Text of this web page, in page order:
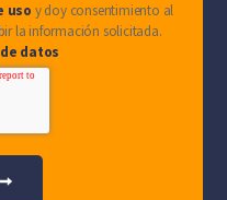
uso y doy consentimiento al
la información solicitada.
datos